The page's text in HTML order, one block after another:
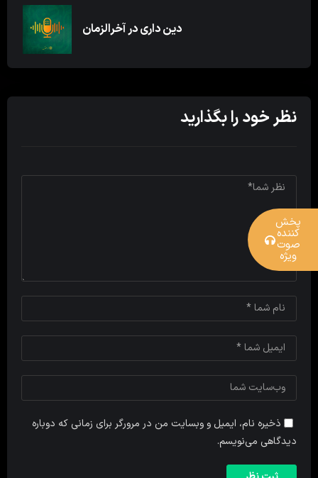
دین داری در آخرالزمان
نظر خود را بگذارید
ذخیره نام، ایمیل و وبسایت من در مرورگر برای زمانی که دوباره
دیدگاهی می‌نویسم.
پخش
کننده
صوت
ویژه